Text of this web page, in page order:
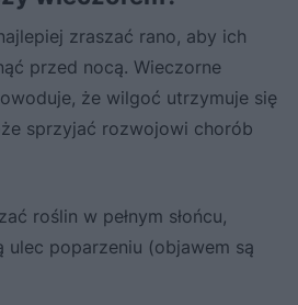
zraszać rano, aby ich
przed nocą. Wieczorne
że wilgoć utrzymuje się
sprzyjać rozwojowi chorób
roślin w pełnym słońcu,
ulec poparzeniu (objawem są